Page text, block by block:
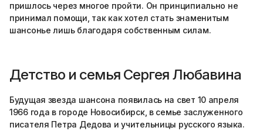
пришлось через многое пройти. Он принципиально не
принимал помощи, так как хотел стать знаменитым
шансонье лишь благодаря собственным силам.
Детство и семья Сергея Любавина
Будущая звезда шансона появилась на свет 10 апреля
1966 года в городе Новосибирск, в семье заслуженного
писателя Петра Дедова и учительницы русского языка.